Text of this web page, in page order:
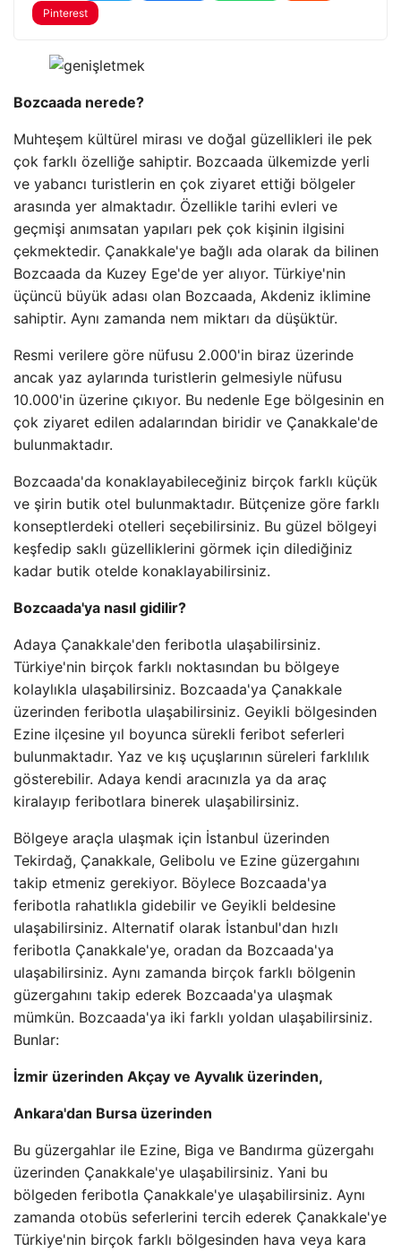
Pinterest
Bozcaada nerede?
Muhteşem kültürel mirası ve doğal güzellikleri ile pek
çok farklı özelliğe sahiptir. Bozcaada ülkemizde yerli
ve yabancı turistlerin en çok ziyaret ettiği bölgeler
arasında yer almaktadır. Özellikle tarihi evleri ve
geçmişi anımsatan yapıları pek çok kişinin ilgisini
çekmektedir. Çanakkale'ye bağlı ada olarak da bilinen
Bozcaada da Kuzey Ege'de yer alıyor. Türkiye'nin
üçüncü büyük adası olan Bozcaada, Akdeniz iklimine
sahiptir. Aynı zamanda nem miktarı da düşüktür.
Resmi verilere göre nüfusu 2.000'in biraz üzerinde
ancak yaz aylarında turistlerin gelmesiyle nüfusu
10.000'in üzerine çıkıyor. Bu nedenle Ege bölgesinin en
çok ziyaret edilen adalarından biridir ve Çanakkale'de
bulunmaktadır.
Bozcaada'da konaklayabileceğiniz birçok farklı küçük
ve şirin butik otel bulunmaktadır. Bütçenize göre farklı
konseptlerdeki otelleri seçebilirsiniz. Bu güzel bölgeyi
keşfedip saklı güzelliklerini görmek için dilediğiniz
kadar butik otelde konaklayabilirsiniz.
Bozcaada'ya nasıl gidilir?
Adaya Çanakkale'den feribotla ulaşabilirsiniz.
Türkiye'nin birçok farklı noktasından bu bölgeye
kolaylıkla ulaşabilirsiniz. Bozcaada'ya Çanakkale
üzerinden feribotla ulaşabilirsiniz. Geyikli bölgesinden
Ezine ilçesine yıl boyunca sürekli feribot seferleri
bulunmaktadır. Yaz ve kış uçuşlarının süreleri farklılık
gösterebilir. Adaya kendi aracınızla ya da araç
kiralayıp feribotlara binerek ulaşabilirsiniz.
Bölgeye araçla ulaşmak için İstanbul üzerinden
Tekirdağ, Çanakkale, Gelibolu ve Ezine güzergahını
takip etmeniz gerekiyor. Böylece Bozcaada'ya
feribotla rahatlıkla gidebilir ve Geyikli beldesine
ulaşabilirsiniz. Alternatif olarak İstanbul'dan hızlı
feribotla Çanakkale'ye, oradan da Bozcaada'ya
ulaşabilirsiniz. Aynı zamanda birçok farklı bölgenin
güzergahını takip ederek Bozcaada'ya ulaşmak
mümkün. Bozcaada'ya iki farklı yoldan ulaşabilirsiniz.
Bunlar:
İzmir üzerinden Akçay ve Ayvalık üzerinden,
Ankara'dan Bursa üzerinden
Bu güzergahlar ile Ezine, Biga ve Bandırma güzergahı
üzerinden Çanakkale'ye ulaşabilirsiniz. Yani bu
bölgeden feribotla Çanakkale'ye ulaşabilirsiniz. Aynı
zamanda otobüs seferlerini tercih ederek Çanakkale'ye
Türkiye'nin birçok farklı bölgesinden hava veya kara